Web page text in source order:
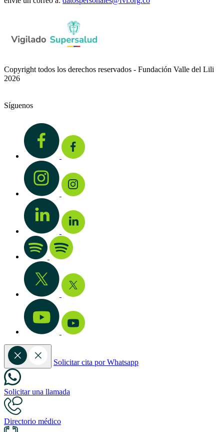
Copyright todos los derechos reservados - Fundación Valle del Lili
2026
Síguenos
Solicitar cita por Whatsapp
Solicitar una llamada
Directorio médico